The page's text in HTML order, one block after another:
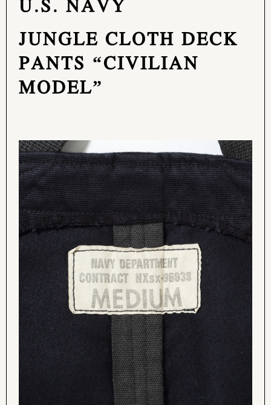
JUNGLE CLOTH DECK
PANTS “CIVILIAN
MODEL”